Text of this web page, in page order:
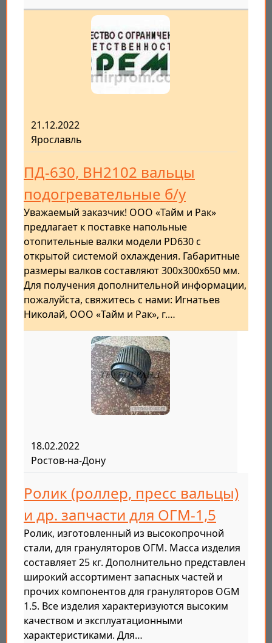
21.12.2022
Ярославль
ПД-630, ВН2102 вальцы
подогревательные б/у
Уважаемый заказчик! ООО «Тайм и Рак»
предлагает к поставке напольные
отопительные валки модели PD630 с
открытой системой охлаждения. Габаритные
размеры валков составляют 300x300x650 мм.
Для получения дополнительной информации,
пожалуйста, свяжитесь с нами: Игнатьев
Николай, ООО «Тайм и Рак», г.…
18.02.2022
Ростов-на-Дону
Ролик (роллер, пресс вальцы)
и др. запчасти для ОГМ-1,5
Ролик, изготовленный из высокопрочной
стали, для грануляторов ОГМ. Масса изделия
составляет 25 кг. Дополнительно представлен
широкий ассортимент запасных частей и
прочих компонентов для грануляторов OGM
1.5. Все изделия характеризуются высоким
качеством и эксплуатационными
характеристиками. Для…